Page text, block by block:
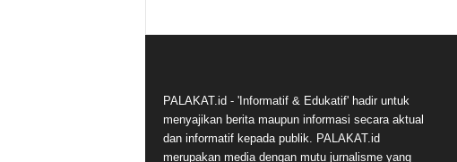
PALAKAT.id - 'Informatif & Edukatif' hadir untuk
menyajikan berita maupun informasi secara aktual
dan informatif kepada publik. PALAKAT.id
merupakan media dengan mutu jurnalisme yang